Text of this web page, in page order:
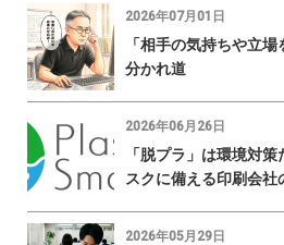
2026年07月01日
「相手の気持ちや立
分かれ道
2026年06月26日
「脱プラ」は環境対
スクに備える印刷会社
2026年05月29日